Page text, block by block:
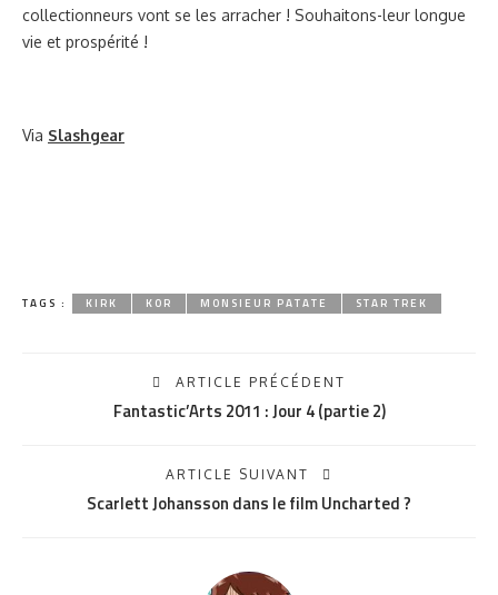
collectionneurs vont se les arracher ! Souhaitons-leur longue
vie et prospérité !
Via Slashgear
TAGS : KIRK KOR MONSIEUR PATATE STAR TREK
ARTICLE PRÉCÉDENT
Fantastic’Arts 2011 : Jour 4 (partie 2)
ARTICLE SUIVANT
Scarlett Johansson dans le film Uncharted ?